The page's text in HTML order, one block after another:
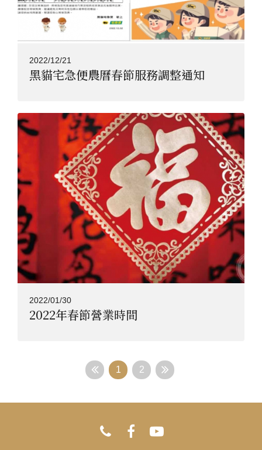
2022/12/21
黑貓宅急便農曆春節服務調整通知
2022/01/30
2022年春節營業時間
1 2